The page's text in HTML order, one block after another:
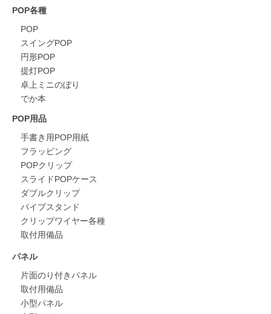
POP各種
POP
スイングPOP
円形POP
提灯POP
卓上ミニのぼり
でか本
POP用品
手書き用POP用紙
フラッピング
POPクリップ
スライドPOPケース
ダブルクリップ
パイプスタンド
クリップワイヤー各種
取付用備品
パネル
片面のり付きパネル
取付用備品
小型パネル